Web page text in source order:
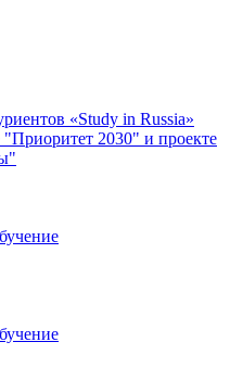
«Study in Russia»
2030" и проекте